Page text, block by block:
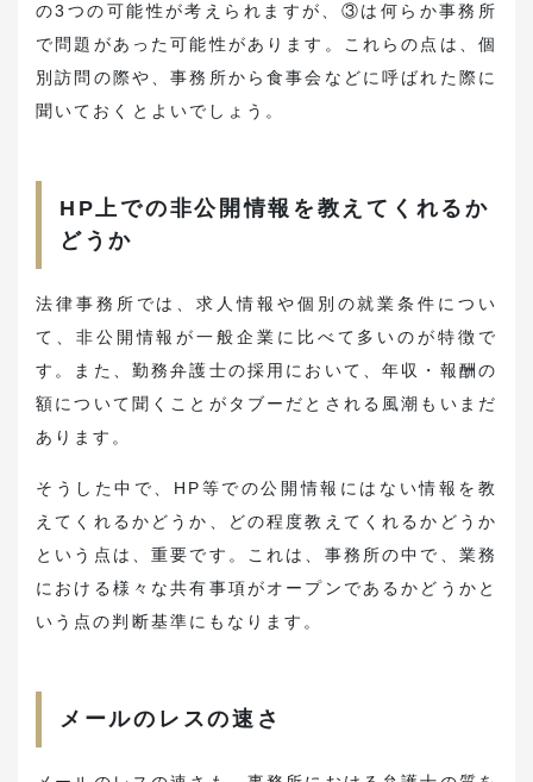
の3つの可能性が考えられますが、③は何らか事務所
で問題があった可能性があります。これらの点は、個
別訪問の際や、事務所から食事会などに呼ばれた際に
聞いておくとよいでしょう。
HP上での非公開情報を教えてくれるか
どうか
法律事務所では、求人情報や個別の就業条件につい
て、非公開情報が一般企業に比べて多いのが特徴で
す。また、勤務弁護士の採用において、年収・報酬の
額について聞くことがタブーだとされる風潮もいまだ
あります。
そうした中で、HP等での公開情報にはない情報を教
えてくれるかどうか、どの程度教えてくれるかどうか
という点は、重要です。これは、事務所の中で、業務
における様々な共有事項がオープンであるかどうかと
いう点の判断基準にもなります。
メールのレスの速さ